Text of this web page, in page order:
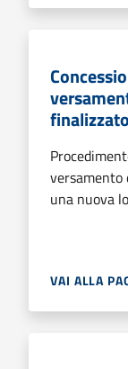
versamento
una nuova
VAI ALLA